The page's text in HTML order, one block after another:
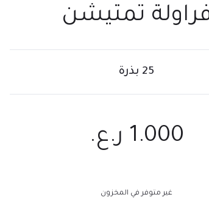
تمتيشن
25 بذرة
1.000 ر.ع.
غير متوفر في المخزون